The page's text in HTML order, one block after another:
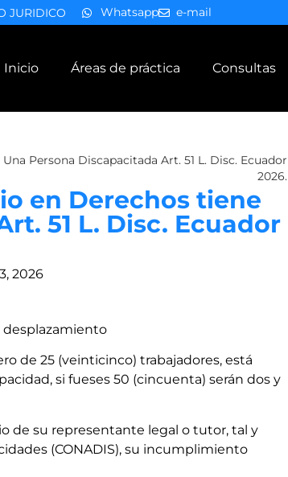
JURIDICO Whatsapp e-mail
Inicio Áreas de práctica Consultas
Persona Discapacitada Art. 51 L. Disc. Ecuador
2026.
en Derechos tiene
51 L. Disc. Ecuador
2026
desplazamiento
de 25 (veinticinco) trabajadores, está
si fueses 50 (cincuenta) serán dos y
de su representante legal o tutor, tal y
(CONADIS), su incumplimiento